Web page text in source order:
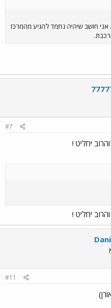
אני חושב שיהיה נחמד להגיע מהמרכז
#7
יחליט !
יחליט !
#11